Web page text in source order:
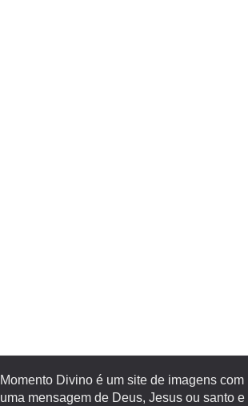
Momento Divino é um site de imagens
uma mensagem de Deus, Jesus ou santo